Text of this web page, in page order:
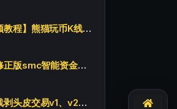
【视频教程】熊猫玩币K线后的秘密（全集）
汉化修正版smc智能资金订单指标
超短线剥头皮交易v1、v2版本